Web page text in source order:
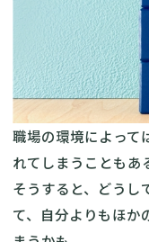
職場の環境によって
れてしまうこともあ
そうすると、どうし
て、自分よりもほか